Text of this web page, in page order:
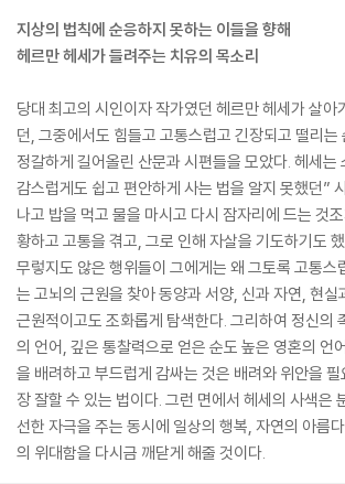
지상의 법칙에 순응하지 못하는 이들을 향해
헤르만 헤세가 들려주는 치유의 목소리
당대 최고의 시인이자 작가였던 헤르만 헤세가 살아
던, 그중에서도 힘들고 고통스럽고 긴장되고 떨리는
정갈하게 길어올린 산문과 시편들을 모았다. 헤세는
감스럽게도 쉽고 편안하게 사는 법을 알지 못했던”
나고 밥을 먹고 물을 마시고 다시 잠자리에 드는 것
황하고 고통을 겪고, 그로 인해 자살을 기도하기도
무렇지도 않은 행위들이 그에게는 왜 그토록 고통스
는 고뇌의 근원을 찾아 동양과 서양, 신과 자연, 현실
근원적이고도 조화롭게 탐색한다. 그리하여 정신의
의 언어, 깊은 통찰력으로 얻은 순도 높은 영혼의 언
을 배려하고 부드럽게 감싸는 것은 배려와 위안을
장 잘할 수 있는 법이다. 그런 면에서 헤세의 사색은
선한 자극을 주는 동시에 일상의 행복, 자연의 아름
의 위대함을 다시금 깨닫게 해줄 것이다.